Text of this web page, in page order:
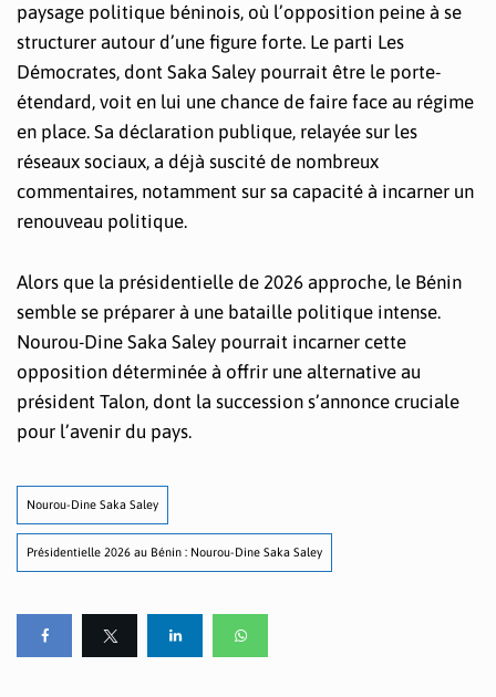
paysage politique béninois, où l’opposition peine à se
structurer autour d’une figure forte. Le parti Les
Démocrates, dont Saka Saley pourrait être le porte-
étendard, voit en lui une chance de faire face au régime
en place. Sa déclaration publique, relayée sur les
réseaux sociaux, a déjà suscité de nombreux
commentaires, notamment sur sa capacité à incarner un
renouveau politique.
Alors que la présidentielle de 2026 approche, le Bénin
semble se préparer à une bataille politique intense.
Nourou-Dine Saka Saley pourrait incarner cette
opposition déterminée à offrir une alternative au
président Talon, dont la succession s’annonce cruciale
pour l’avenir du pays.
Nourou-Dine Saka Saley
Présidentielle 2026 au Bénin : Nourou-Dine Saka Saley